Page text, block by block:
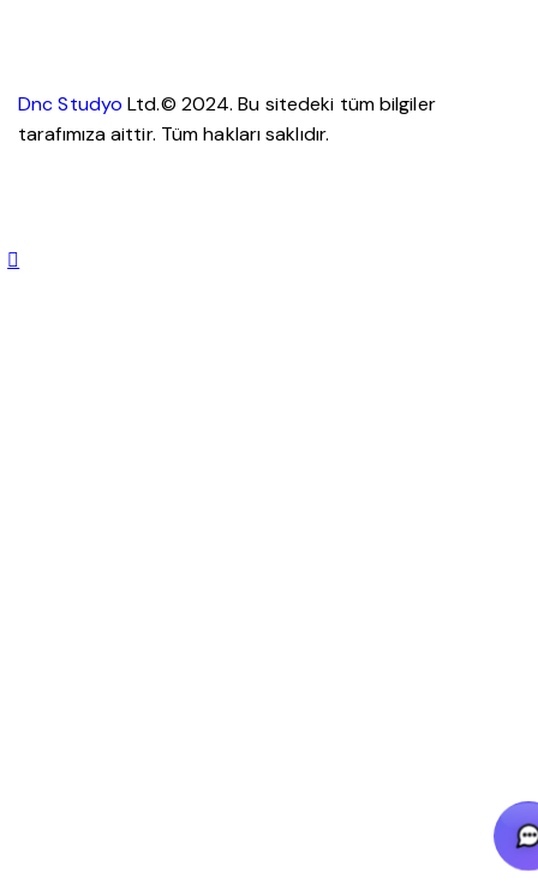
Dnc Studyo Ltd.© 2024. Bu sitedeki tüm bilgiler
tarafımıza aittir. Tüm hakları saklıdır.